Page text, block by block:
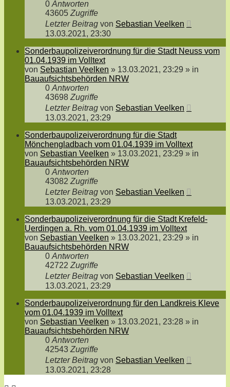
0 Antworten
43605 Zugriffe
Letzter Beitrag von Sebastian Veelken
13.03.2021, 23:30
Sonderbaupolizeiverordnung für die Stadt Neuss vom
01.04.1939 im Volltext
von Sebastian Veelken » 13.03.2021, 23:29 » in
Bauaufsichtsbehörden NRW
0 Antworten
43698 Zugriffe
Letzter Beitrag von Sebastian Veelken
13.03.2021, 23:29
Sonderbaupolizeiverordnung für die Stadt
Mönchengladbach vom 01.04.1939 im Volltext
von Sebastian Veelken » 13.03.2021, 23:29 » in
Bauaufsichtsbehörden NRW
0 Antworten
43082 Zugriffe
Letzter Beitrag von Sebastian Veelken
13.03.2021, 23:29
Sonderbaupolizeiverordnung für die Stadt Krefeld-
Uerdingen a. Rh. vom 01.04.1939 im Volltext
von Sebastian Veelken » 13.03.2021, 23:29 » in
Bauaufsichtsbehörden NRW
0 Antworten
42722 Zugriffe
Letzter Beitrag von Sebastian Veelken
13.03.2021, 23:29
Sonderbaupolizeiverordnung für den Landkreis Kleve
vom 01.04.1939 im Volltext
von Sebastian Veelken » 13.03.2021, 23:28 » in
Bauaufsichtsbehörden NRW
0 Antworten
42543 Zugriffe
Letzter Beitrag von Sebastian Veelken
13.03.2021, 23:28